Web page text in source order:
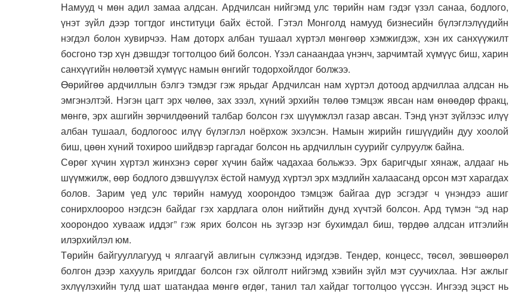
Намууд ч мөн адил замаа алдсан. Ардчилсан нийгэмд улс төрийн нам гэдэг үзэл санаа, бодлого,
үнэт зүйл дээр тогтдог институци байх ёстой. Гэтэл Монголд намууд бизнесийн бүлэглэлүүдийн
нэгдэл болон хувирчээ. Нам доторх албан тушаал хүртэл мөнгөөр хэмжигдэж, хэн их санхүүжилт
босгоно тэр хүн дэвшдэг тогтолцоо бий болсон. Үзэл санаандаа үнэнч, зарчимтай хүмүүс биш, харин
санхүүгийн нөлөөтэй хүмүүс намын өнгийг тодорхойлдог болжээ.
Өөрийгөө ардчиллын бэлгэ тэмдэг гэж ярьдаг Ардчилсан нам хүртэл дотоод ардчиллаа алдсан нь
эмгэнэлтэй. Нэгэн цагт эрх чөлөө, зах зээл, хүний эрхийн төлөө тэмцэж явсан нам өнөөдөр фракц,
мөнгө, эрх ашгийн зөрчилдөөний талбар болсон гэх шүүмжлэл газар авсан. Тэнд үнэт зүйлээс илүү
албан тушаал, бодлогоос илүү бүлэглэл ноёрхож эхэлсэн. Намын жирийн гишүүдийн дуу хоолой
биш, цөөн хүний тохироо шийдвэр гаргадаг болсон нь ардчиллын суурийг сулруулж байна.
Сөрөг хүчин хүртэл жинхэнэ сөрөг хүчин байж чадахаа больжээ. Эрх баригчдыг хянаж, алдааг нь
шүүмжилж, өөр бодлого дэвшүүлэх ёстой намууд хүртэл эрх мэдлийн халаасанд орсон мэт харагдах
болов. Зарим үед улс төрийн намууд хоорондоо тэмцэж байгаа дүр эсгэдэг ч үнэндээ ашиг
сонирхлоороо нэгдсэн байдаг гэх хардлага олон нийтийн дунд хүчтэй болсон. Ард түмэн “эд нар
хоорондоо хувааж иддэг” гэж ярих болсон нь зүгээр нэг бухимдал биш, төрдөө алдсан итгэлийн
илэрхийлэл юм.
Төрийн байгууллагууд ч ялгаагүй авлигын сүлжээнд идэгдэв. Тендер, концесс, төсөл, зөвшөөрөл
болгон дээр хахууль яригддаг болсон гэх ойлголт нийгэмд хэвийн зүйл мэт суучихлаа. Нэг ажлыг
эхлүүлэхийн тулд шат шатандаа мөнгө өгдөг, танил тал хайдаг тогтолцоо үүссэн. Ингээд эцэст нь